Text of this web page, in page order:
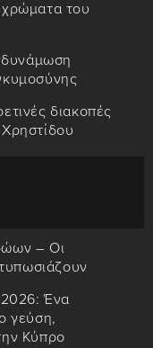
χρώματα του
διακοπές
– Οι
Ένα
γεύση,
Κύπρο